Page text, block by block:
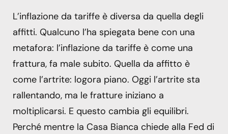
L’inflazione da tariffe è diversa da quella degli
affitti. Qualcuno l’ha spiegata bene con una
metafora: l’inflazione da tariffe è come una
frattura, fa male subito. Quella da affitto è
come l’artrite: logora piano. Oggi l’artrite sta
rallentando, ma le fratture iniziano a
moltiplicarsi. E questo cambia gli equilibri.
Perché mentre la Casa Bianca chiede alla Fed di